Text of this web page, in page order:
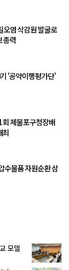
오염 삭감원 발굴로
총력
'공약이행평가단'
회 제물포구청장배
최
수물품 자원순환 삼
모델